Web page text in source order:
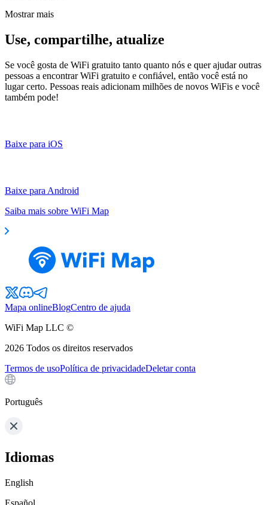
Mostrar mais
Use, compartilhe, atualize
Se você gosta de WiFi gratuito tanto quanto nós e quer ajudar outras
pessoas a encontrar WiFi gratuito e confiável, então você está no
lugar certo. Pessoas reais adicionam milhões de novos WiFis e você
também pode!
Baixe para iOS
Baixe para Android
Saiba mais sobre WiFi Map
Mapa onlineBlogCentro de ajuda
WiFi Map LLC ©
2026 Todos os direitos reservados
Termos de usoPolítica de privacidadeDeletar conta
Português
Idiomas
English
Español